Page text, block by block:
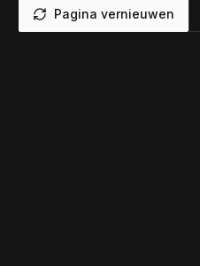
Pagina vernieuwen